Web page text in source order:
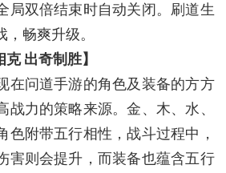
局双倍结束时自动关闭。刷道生
畅爽升级。
克 出奇制胜】
在问道手游的角色及装备的方方
战力的策略来源。金、木、水、
色附带五行相性，战斗过程中，
害则会提升，而装备也蕴含五行